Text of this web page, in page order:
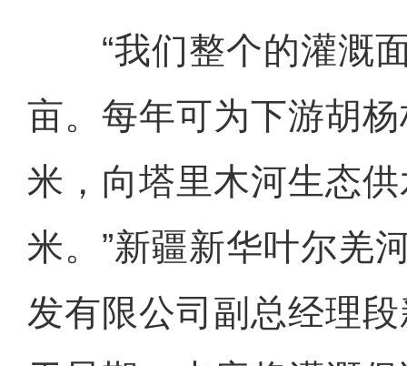
“我们整个的灌溉
亩。每年可为下游胡
米，向塔里木河生态
米。”新疆新华叶尔羌
发有限公司副总经理